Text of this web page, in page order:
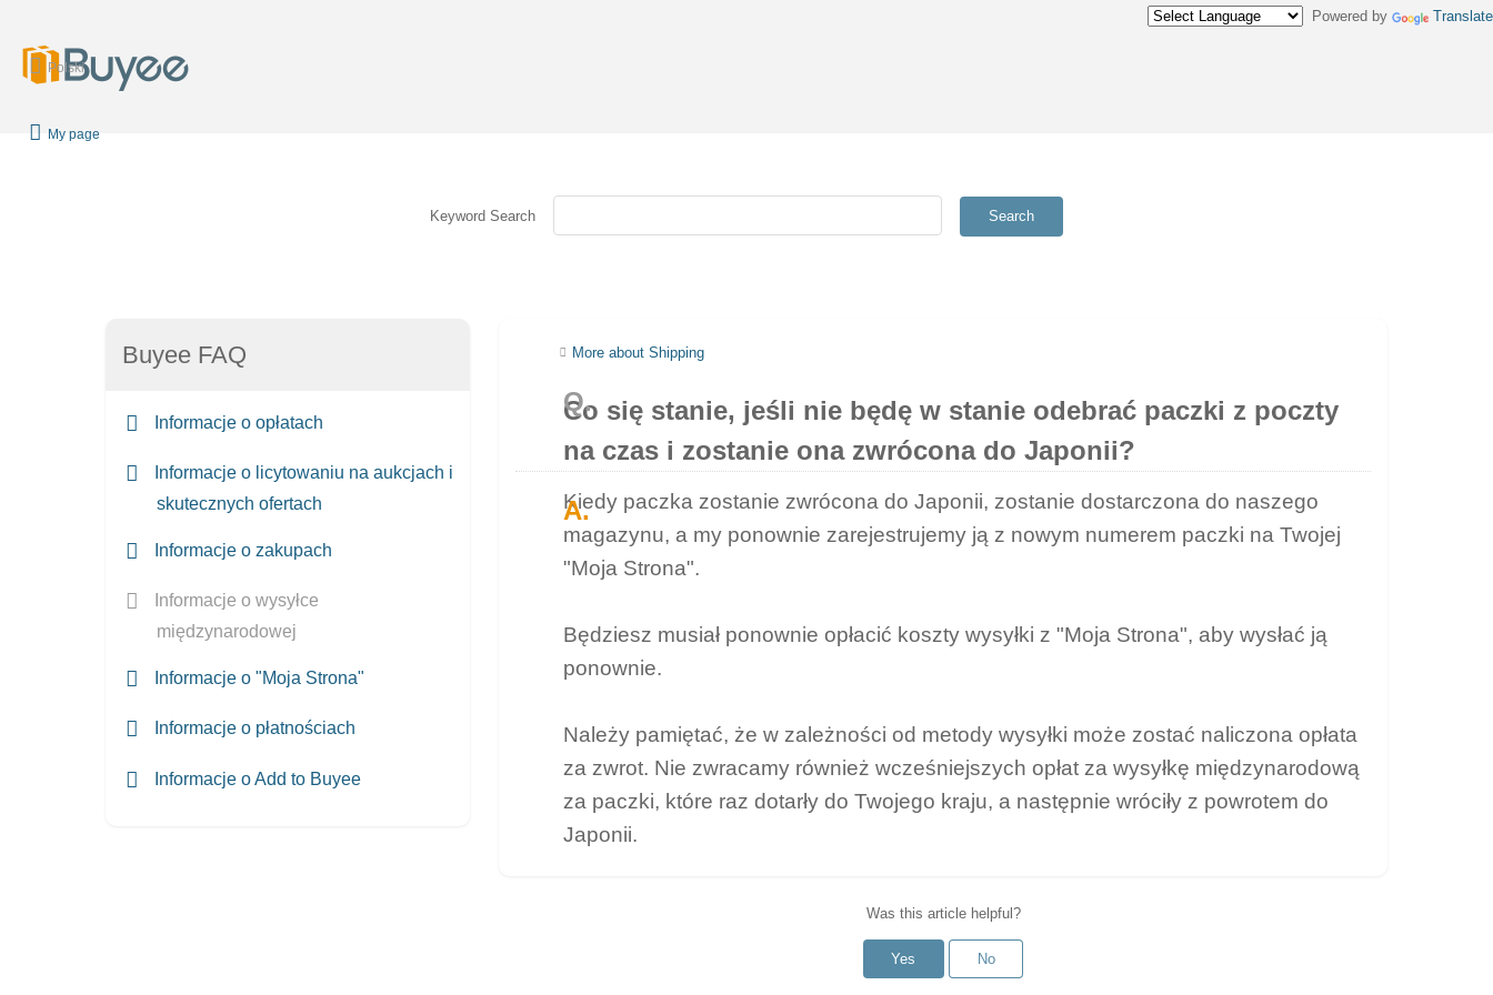
Powered by Translate
Polski
My page
Keyword Search Search
Buyee FAQ
Informacje o opłatach
Informacje o licytowaniu na aukcjach i
skutecznych ofertach
Informacje o zakupach
Informacje o wysyłce
międzynarodowej
Informacje o "Moja Strona"
Informacje o płatnościach
Informacje o Add to Buyee
More about Shipping
Co się stanie, jeśli nie będę w stanie odebrać paczki z poczty
na czas i zostanie ona zwrócona do Japonii?
Kiedy paczka zostanie zwrócona do Japonii, zostanie dostarczona do naszego
magazynu, a my ponownie zarejestrujemy ją z nowym numerem paczki na Twojej
"Moja Strona".
Będziesz musiał ponownie opłacić koszty wysyłki z "Moja Strona", aby wysłać ją
ponownie.
Należy pamiętać, że w zależności od metody wysyłki może zostać naliczona opłata
za zwrot. Nie zwracamy również wcześniejszych opłat za wysyłkę międzynarodową
za paczki, które raz dotarły do ​​Twojego kraju, a następnie wróciły z powrotem do
Japonii.
Was this article helpful?
Yes No